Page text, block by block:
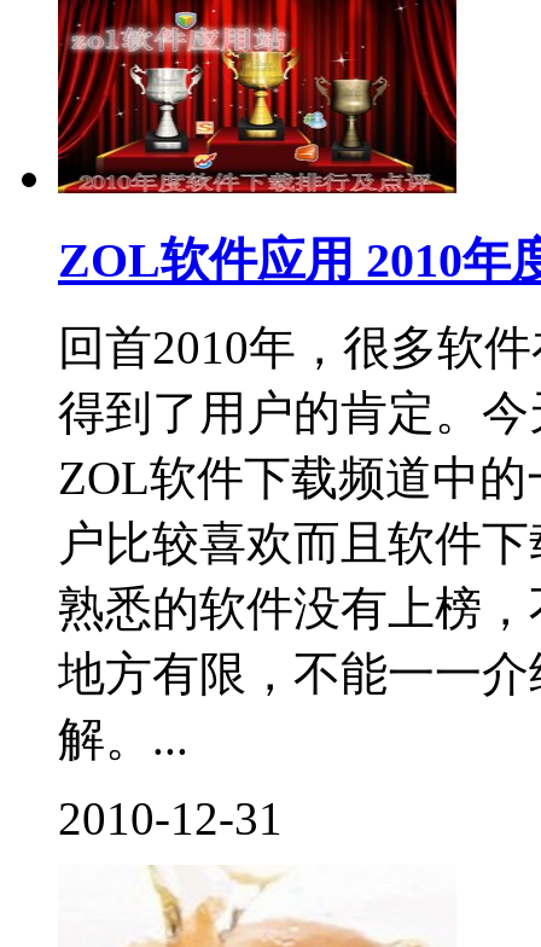
ZOL软件应用 2010年
回首2010年，很多软
得到了用户的肯定。
ZOL软件下载频道中
户比较喜欢而且软件
熟悉的软件没有上榜
地方有限，不能一一
解。...
2010-12-31